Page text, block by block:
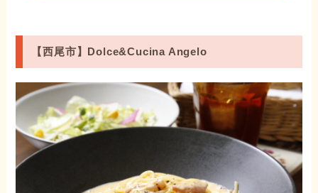
【西尾市】Dolce&Cucina Angelo